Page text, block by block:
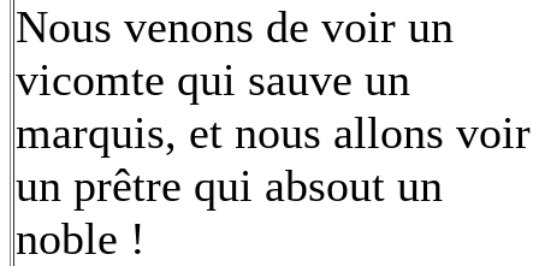
Nous venons de voir un
vicomte qui sauve un
marquis, et nous allons voir
un prêtre qui absout un
noble !